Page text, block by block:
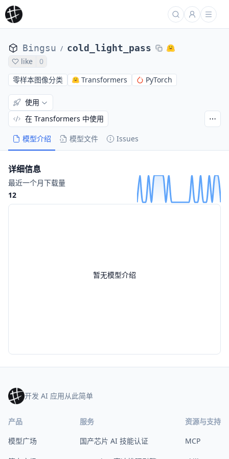
Bingsu / cold_light_pass
like
0
零样本图像分类
Transformers PyTorch
模型介绍 模型文件 Issues
使用
在 Transformers 中使用
暂无模型介绍
详细信息
最近一个月下载量
12
开发 AI 应用从此简单
产品
模型广场
服务
国产芯片 AI 技能认证
资源与支持
MCP